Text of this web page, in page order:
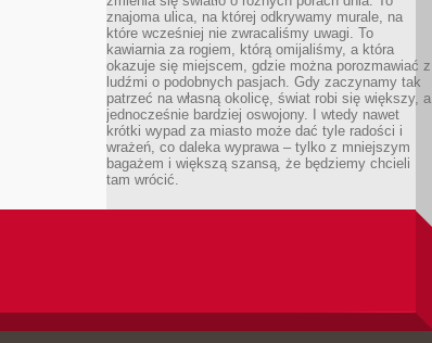
znajoma ulica, na której odkrywamy murale, na
które wcześniej nie zwracaliśmy uwagi. To
kawiarnia za rogiem, którą omijaliśmy, a która
okazuje się miejscem, gdzie można porozmawiać z
ludźmi o podobnych pasjach. Gdy zaczynamy tak
patrzeć na własną okolicę, świat robi się większy, a
jednocześnie bardziej oswojony. I wtedy nawet
krótki wypad za miasto może dać tyle radości i
wrażeń, co daleka wyprawa – tylko z mniejszym
bagażem i większą szansą, że będziemy chcieli
tam wrócić.